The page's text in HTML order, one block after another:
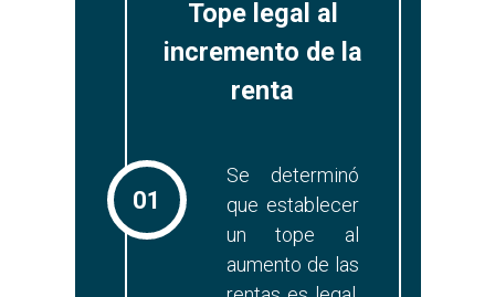
Tope legal al
incremento de la
renta
01
Se determinó
que establecer
un tope al
aumento de las